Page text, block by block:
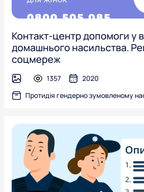
Контакт-центр допомоги у
домашнього насильства.
соцмереж
image 1357
2020
Протидія гендерно зумовленому